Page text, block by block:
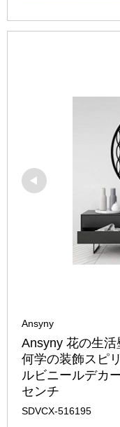
Ansyny
Ansyny 花の生
何学の装飾スピ
ルビニールデカ
センチ
SDVCX-516195